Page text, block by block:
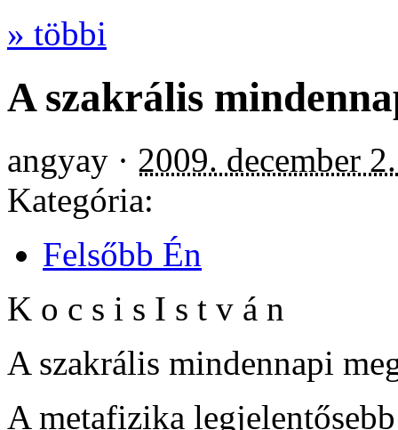
» többi
A szakrális
angyay · 2009. december
Kategória:
Felsőbb Én
K o c s i s I s t v á n
A szakrális mindennapi
A metafizika